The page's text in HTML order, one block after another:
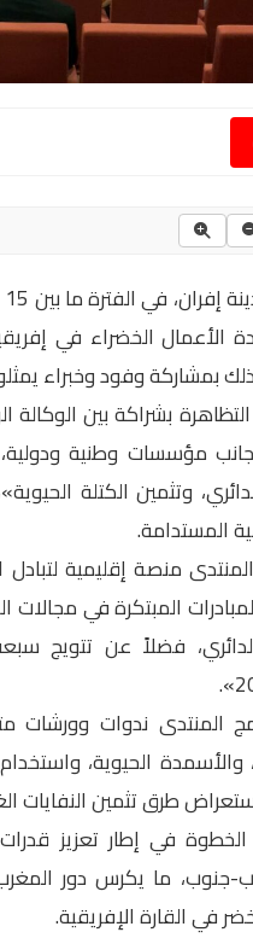
الأعمال الخضراء في
وفود وخبراء يمثلون أكثر من
بشراكة بين الوكالة
جانب مؤسسات وطنية ودولية،
وتثمين الكتلة
المستدامة.
منصة إقليمية لتبادل
المبتكرة في مجالات
فضلاً عن تتويج
المنتدى ندوات وورشات
والأسمدة الحيوية،
طرق تثمين النفايات
في إطار تعزيز
جنوب، ما يكرس دور
في القارة الإفريقية.